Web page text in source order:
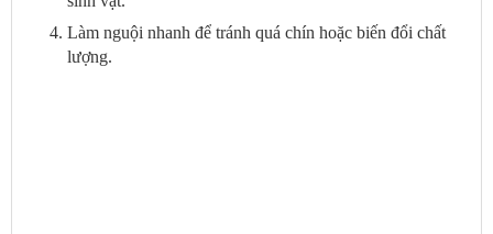
Làm nguội nhanh để tránh quá chín hoặc biến đổi chất
lượng.